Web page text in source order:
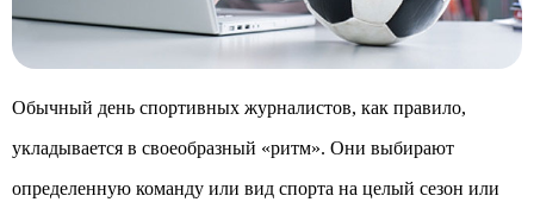
Обычный день спортивных журналистов, как правило,
укладывается в своеобразный «ритм». Они выбирают
определенную команду или вид спорта на целый сезон или